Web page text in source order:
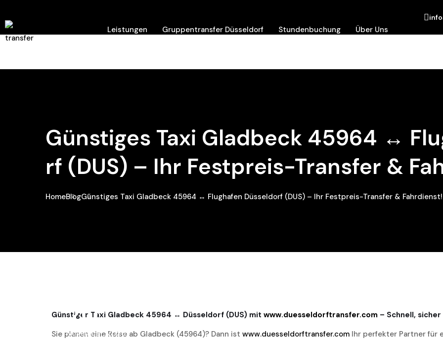
Leistungen Gruppentransfer Düsseldorf Stundenbuchung Über Uns
Günstiges Taxi Gladbeck 45964 ↔
Rf (DUS) – Ihr Festpreis-Transfer &
HomeBlogGünstiges Taxi Gladbeck 45964 ↔ Flughafen Düsseldorf (DUS) – Ihr Festpreis-Transfer & Fahrdienst!
20
November, 2025
Günstiger Taxi Gladbeck 45964 ↔ Düsseldorf (DUS) mit www.duesseldorftransfer.com – Schnell,
Sie planen eine Reise ab Gladbeck (45964)? Dann ist www.duesseldorftransfer.com Ihr perfekter Partner für